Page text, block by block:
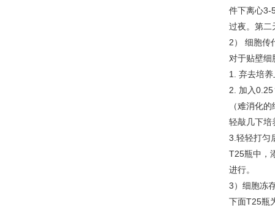
件下离心3-
过夜。第二
2） 细胞传
对于贴壁细
1. 弃去培
2. 加入
（难消化
轻敲几下培
3.轻轻打匀
T25瓶中，
进行。
3）细胞冻
下面T25瓶